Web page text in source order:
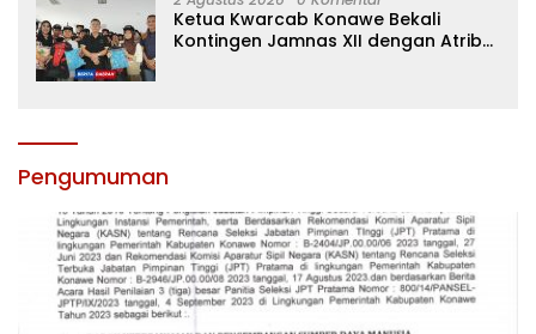
Ketua Kwarcab Konawe Bekali
Kontingen Jamnas XII dengan Atribut
Pengumuman